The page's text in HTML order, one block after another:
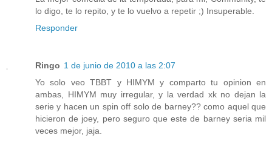
lo digo, te lo repito, y te lo vuelvo a repetir ;) Insuperable.
Responder
Ringo 1 de junio de 2010 a las 2:07
Yo solo veo TBBT y HIMYM y comparto tu opinion en
ambas, HIMYM muy irregular, y la verdad xk no dejan la
serie y hacen un spin off solo de barney?? como aquel que
hicieron de joey, pero seguro que este de barney seria mil
veces mejor, jaja.